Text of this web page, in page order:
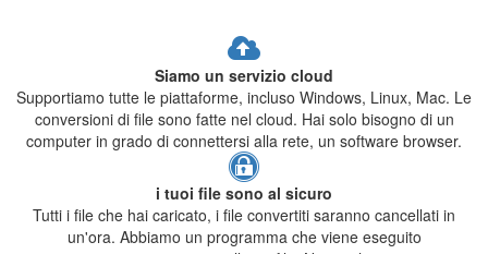
Siamo un servizio cloud
Supportiamo tutte le piattaforme, incluso Windows, Linux, Mac. Le
conversioni di file sono fatte nel cloud. Hai solo bisogno di un
computer in grado di connettersi alla rete, un software browser.
i tuoi file sono al sicuro
Tutti i file che hai caricato, i file convertiti saranno cancellati in
un'ora. Abbiamo un programma che viene eseguito